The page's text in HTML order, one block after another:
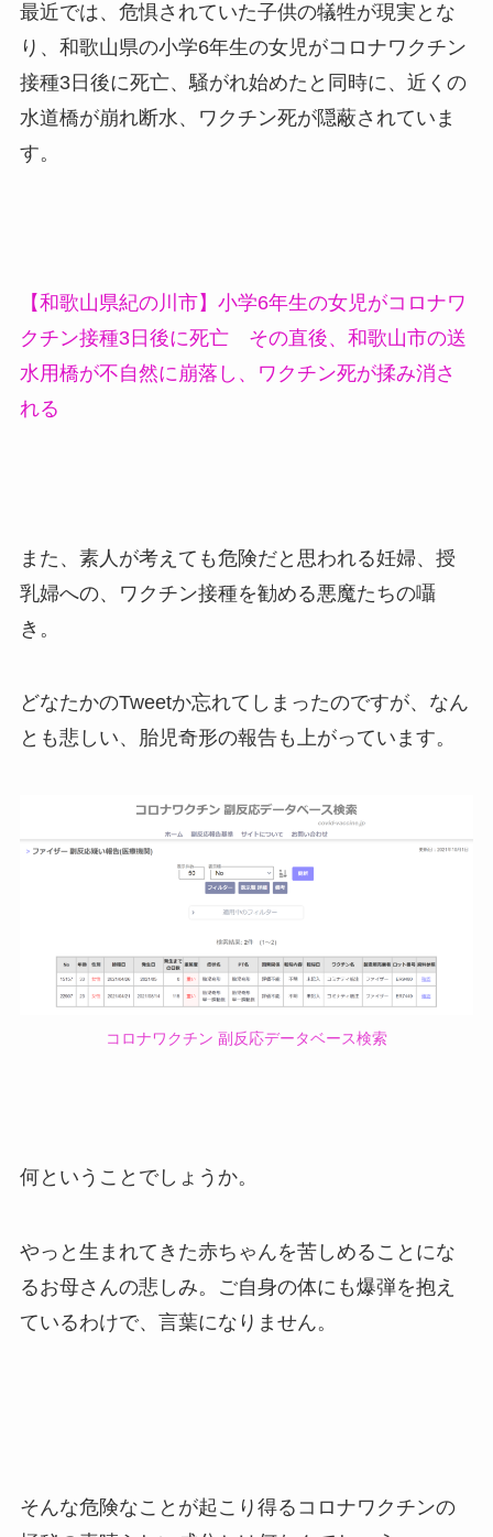
最近では、危惧されていた子供の犠牲が現実とな
り、和歌山県の小学6年生の女児がコロナワクチン
接種3日後に死亡、騒がれ始めたと同時に、近くの
水道橋が崩れ断水、ワクチン死が隠蔽されていま
す。
【和歌山県紀の川市】小学6年生の女児がコロナワ
クチン接種3日後に死亡 その直後、和歌山市の送
水用橋が不自然に崩落し、ワクチン死が揉み消さ
れる
また、素人が考えても危険だと思われる妊婦、授
乳婦への、ワクチン接種を勧める悪魔たちの囁
き。
どなたかのTweetか忘れてしまったのですが、なん
とも悲しい、胎児奇形の報告も上がっています。
コロナワクチン 副反応データベース検索
何ということでしょうか。
やっと生まれてきた赤ちゃんを苦しめることにな
るお母さんの悲しみ。ご自身の体にも爆弾を抱え
ているわけで、言葉になりません。
そんな危険なことが起こり得るコロナワクチンの